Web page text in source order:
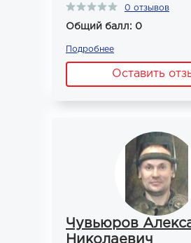
0 отзывов
Общий балл: 0
Подробнее
Оставить
Чувьюров
Николаевич